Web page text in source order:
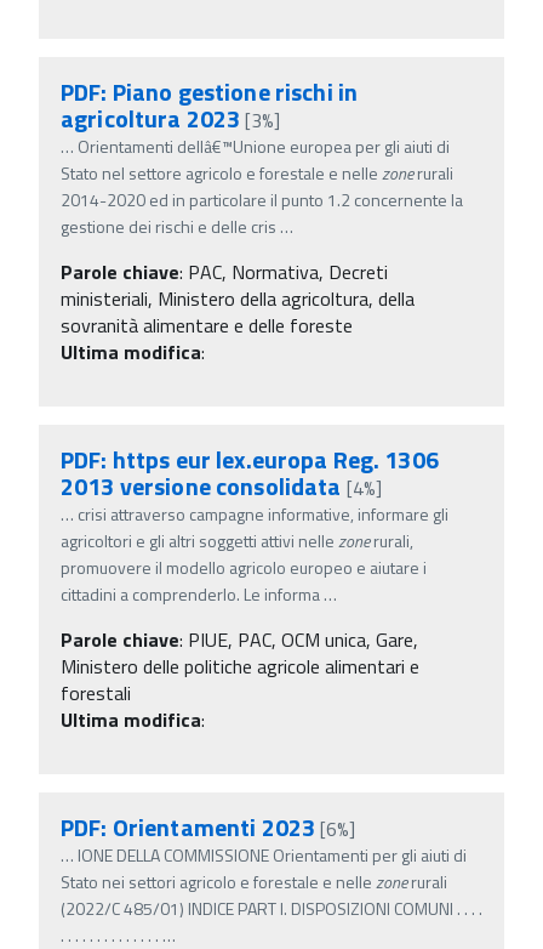
PDF: Piano gestione rischi in
agricoltura 2023 [3%]
… Orientamenti dellâ€™Unione europea per gli aiuti di
Stato nel settore agricolo e forestale e nellezonerurali
2014-2020 ed in particolare il punto 1.2 concernente la
gestione dei rischi e delle cris …
Parole chiave: PAC, Normativa, Decreti
ministeriali, Ministero della agricoltura, della
sovranità alimentare e delle foreste
Ultima modifica:
PDF: https eur lex.europa Reg. 1306
2013 versione consolidata [4%]
… crisi attraverso campagne informative, informare gli
agricoltori e gli altri soggetti attivi nellezonerurali,
promuovere il modello agricolo europeo e aiutare i
cittadini a comprenderlo. Le informa…
Parole chiave: PIUE, PAC, OCM unica, Gare,
Ministero delle politiche agricole alimentari e
forestali
Ultima modifica:
PDF: Orientamenti 2023 [6%]
… IONE DELLA COMMISSIONE Orientamenti per gli aiuti di
Stato nei settori agricolo e forestale e nellezonerurali
(2022/C 485/01) INDICE PART I. DISPOSIZIONI COMUNI . . . .
. . . . . . . . . . . . . . …